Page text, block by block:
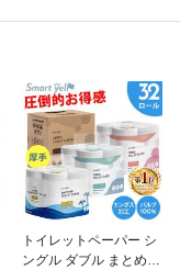
トイレットペーパー シ
ングル ダブル まとめ買